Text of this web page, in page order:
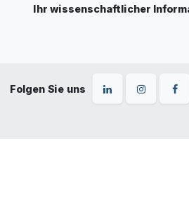
Ihr wissenschaftlicher
Folgen Sie uns